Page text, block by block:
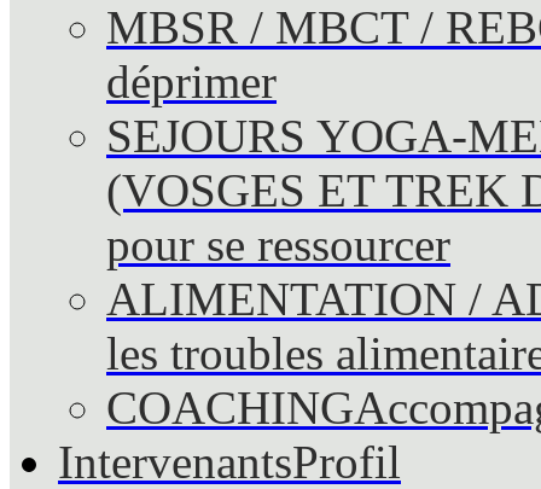
MBSR / MBCT /
déprimer
SEJOURS YOGA-
(VOSGES ET TREK
pour se ressourcer
ALIMENTATION /
les troubles
COACHING
IntervenantsProfil